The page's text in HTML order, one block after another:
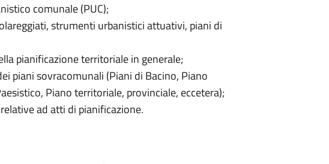
comunale (PUC);
strumenti urbanistici attuativi, piani di
pianificazione territoriale in generale;
piani sovracomunali (Piani di Bacino, Piano
Piano territoriale, provinciale, eccetera);
ad atti di pianificazione.